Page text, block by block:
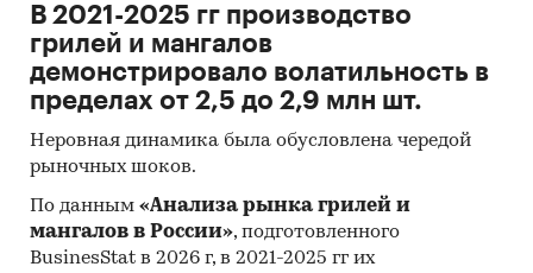
В 2021-2025 гг производство
грилей и мангалов
демонстрировало волатильность в
пределах от 2,5 до 2,9 млн шт.
Неровная динамика была обусловлена чередой
рыночных шоков.
По данным «Анализа рынка грилей и
мангалов в России», подготовленного
BusinesStat в 2026 г, в 2021-2025 гг их